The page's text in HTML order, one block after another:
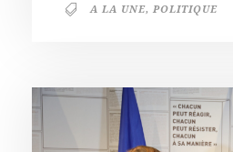
A LA UNE, POLITIQUE